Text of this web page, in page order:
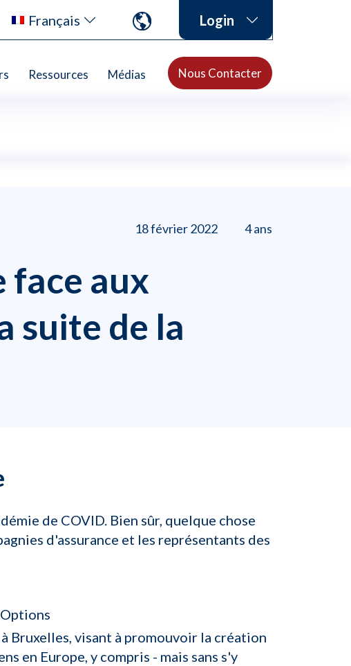
Français Login
Ressources Médias Nous Contacter
18 février 2022 4 ans
face aux
suite de la
de COVID. Bien sûr, quelque chose
d'assurance et les représentants des
Bruxelles, visant à promouvoir la création
en Europe, y compris - mais sans s'y